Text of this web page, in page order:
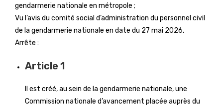
gendarmerie nationale en métropole ;
Vu l’avis du comité social d’administration du personnel civil
de la gendarmerie nationale en date du 27 mai 2026,
Arrête :
Article 1
Il est créé, au sein de la gendarmerie nationale, une
Commission nationale d’avancement placée auprès du